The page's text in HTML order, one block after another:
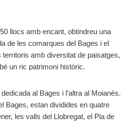
llocs amb encant, obtindreu una
de les comarques del Bages i el
amb diversitat de paisatges,
un ric patrimoni històric.
al Bages i l’altra al Moianès.
Bages, estan dividides en quatre
les valls del Llobregat, el Pla de